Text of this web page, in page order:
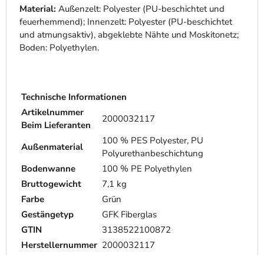
Material: Außenzelt: Polyester (PU-beschichtet und
feuerhemmend); Innenzelt: Polyester (PU-beschichtet
und atmungsaktiv), abgeklebte Nähte und Moskitonetz;
Boden: Polyethylen.
Technische Informationen
Artikelnummer
Beim Lieferanten
2000032117
Außenmaterial
100 % PES Polyester, PU
Polyurethanbeschichtung
Bodenwanne
100 % PE Polyethylen
Bruttogewicht
7,1 kg
Farbe
Grün
Gestängetyp
GFK Fiberglas
GTIN
3138522100872
Herstellernummer 2000032117